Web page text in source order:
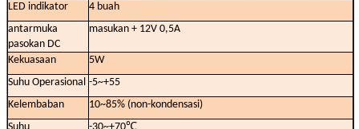
LED indikator
4 buah
antarmuka
pasokan DC
masukan + 12V 0,5A
Kekuasaan
5W
Suhu Operasional -5~+55
Kelembaban
10~85% (non-kondensasi)